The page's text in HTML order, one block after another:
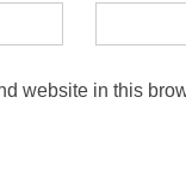
website in this